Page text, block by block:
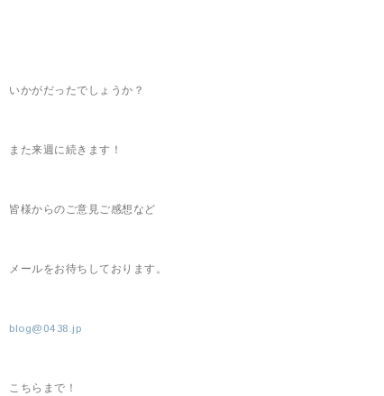
いかがだったでしょうか？
また来週に続きます！
皆様からのご意見ご感想など
メールをお待ちしております。
blog@0438.jp
こちらまで！